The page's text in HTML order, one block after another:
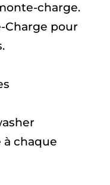
charge.
Charge pour
à chaque